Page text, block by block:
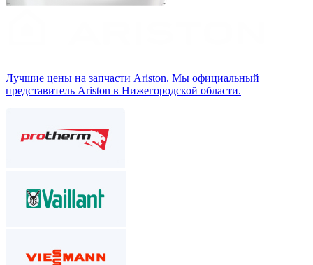
Лучшие цены на запчасти Аriston. Мы официальный
представитель Ariston в Нижегородской области.